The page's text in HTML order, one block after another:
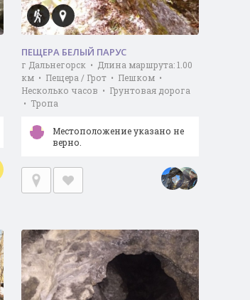
ПЕЩЕРА БЕЛЫЙ ПАРУС
г Дальнегорск • Длина маршрута: 1.00
км • Пещера / Грот • Пешком •
Несколько часов • Грунтовая дорога
• Тропа
Местоположение указано не
верно.